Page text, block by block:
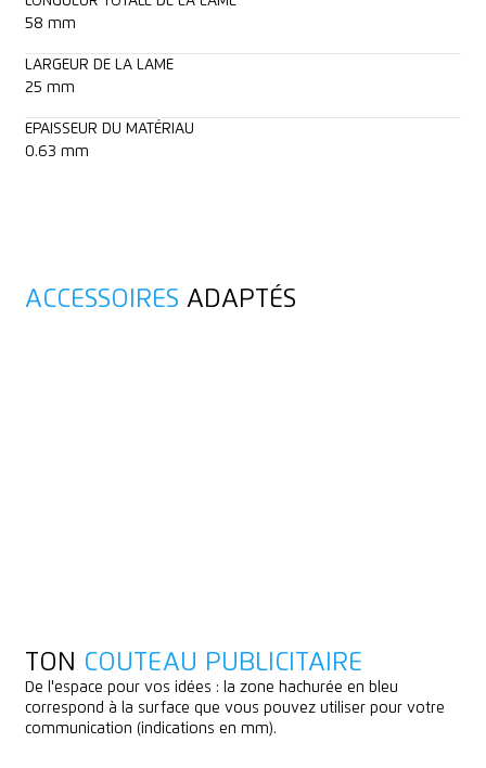
58 mm
LARGEUR DE LA LAME
25 mm
EPAISSEUR DU MATÉRIAU
0.63 mm
ACCESSOIRES ADAPTÉS
TON COUTEAU PUBLICITAIRE
De l'espace pour vos idées : la zone hachurée en bleu
correspond à la surface que vous pouvez utiliser pour votre
communication (indications en mm).